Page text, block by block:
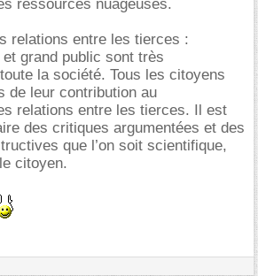
ressources nuageuses.
relations entre les tierces :
grand public sont très
la société. Tous les citoyens
de leur contribution au
relations entre les tierces. Il est
des critiques argumentées et des
que l’on soit scientifique,
citoyen.